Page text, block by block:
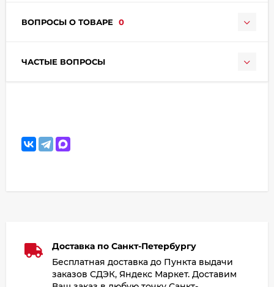
ВОПРОСЫ О ТОВАРЕ 0
ЧАСТЫЕ ВОПРОСЫ
Доставка по Санкт-Петербургу
Бесплатная доставка до Пункта выдачи
заказов СДЭК, Яндекс Маркет. Доставим